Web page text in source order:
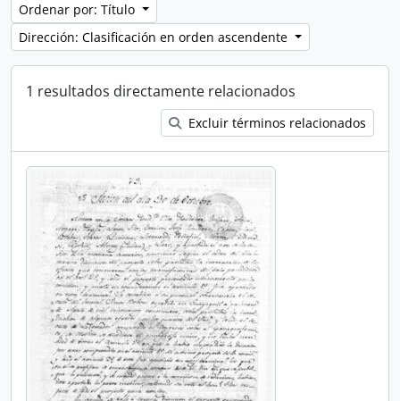
Ordenar por: Título
Dirección: Clasificación en orden ascendente
1 resultados directamente relacionados
Excluir términos relacionados